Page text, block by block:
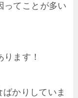
ってことが多い
ます！
かりしていま